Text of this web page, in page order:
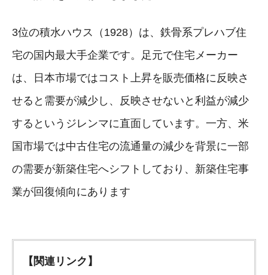
3位の積水ハウス（1928）は、鉄骨系プレハブ住
宅の国内最大手企業です。足元で住宅メーカー
は、日本市場ではコスト上昇を販売価格に反映さ
せると需要が減少し、反映させないと利益が減少
するというジレンマに直面しています。一方、米
国市場では中古住宅の流通量の減少を背景に一部
の需要が新築住宅へシフトしており、新築住宅事
業が回復傾向にあります
【関連リンク】